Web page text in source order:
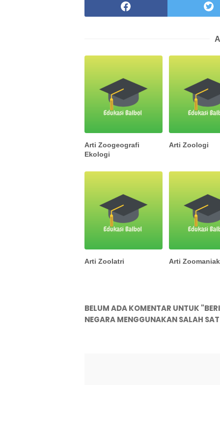
Arti Zoogeografi
Ekologi
Arti Zoologi
Arti Zoolatri Arti Zoomaniak
BELUM ADA KOMENTAR UNTUK
NEGARA MENGGUNAKAN SALAH